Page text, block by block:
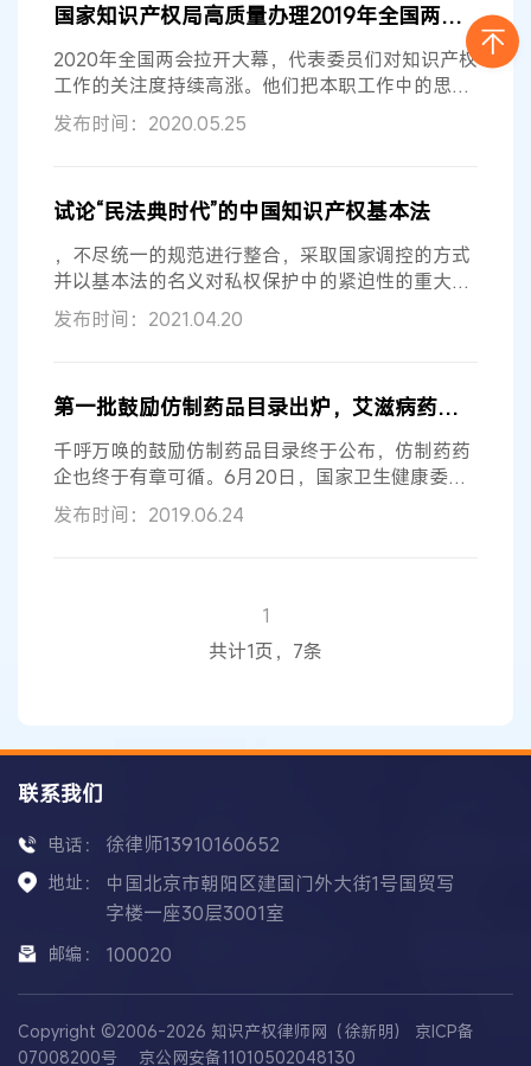
议增加“授权后的更正程序”的相关规定，赋予权利
人在无效程序中主动修改权利要求的权利 我国《专
利法》对专利权人的限制过严，仅
国家知识产权局高质量办理2019年全国两会 建议
2020年全国两会拉开大幕，代表委员们对知识产权
工作的关注度持续高涨。他们把本职工作中的思
考，一次次专题调研、座谈、走访中了解的情况、
问题，悉心形成建议提案，为知识产权事业发展献
督的重要体现，也是汇聚众智众力科学民主施政、
推动工作的重要途径。回望2019年，国家知识产权
局认真办理代表委员建议提案，回应代表
发布时间：2020.05.25
试论“民法典时代”的中国知识产权基本法
，不尽统一的规范进行整合，采取国家调控的方式
并以基本法的名义对私权保护中的紧迫性的重大问
题作出规定。可以认为，该法应是知识产权治理活
动的根本法，全面加强知识产权保护工作的实现
就其核心规范提出学者建议并作简要分析。 （一）
知识产权基本法总则 关于“总则”。“总则”作为“一般
规定”，是对知识产权基本法的立法取向
发布时间：2021.04.20
第一批鼓励仿制药品目录出炉，艾滋病药物等34个品种入选
千呼万唤的鼓励仿制药品目录终于公布，仿制药药
企也终于有章可循。6月20日，国家卫生健康委发
布了《第一批鼓励仿制药品目录
中，包括艾滋病治疗药物阿巴卡韦、利匹韦林，以
清单的遴选范围，《关于第一批鼓励仿制药品目录
到期尚没有提出注册申请、临床供应短缺
发布时间：2019.06.24
1
共计1页，7条
联系我们
电话： 徐律师13910160652
地址：
中国北京市朝阳区建国门外大街1号国贸写
字楼一座30层3001室
邮编： 100020
Copyright ©2006-2026 知识产权律师网（徐新明） 京ICP备
07008200号
京公网安备11010502048130